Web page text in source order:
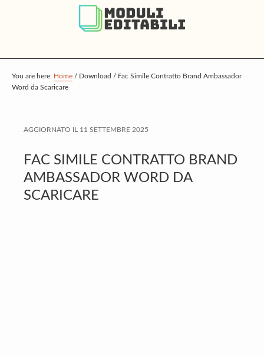
p
t
a
n
c
o
p
t
r
m
a
r
p
t
o
t
e
r
You are here: Home / Download / Fac Simile Contratto Brand Ambassador
Word da Scaricare
AGGIORNATO IL 11 SETTEMBRE 2025
FAC SIMILE CONTRATTO BRAND
AMBASSADOR WORD DA
SCARICARE